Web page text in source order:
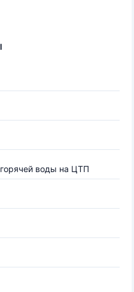
воды на ЦТП